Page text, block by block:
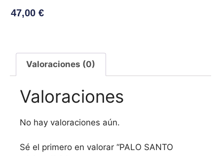
47,00€
Valoraciones (0)
Valoraciones
No hay valoraciones aún.
Sé el primero en valorar “PALO SANTO